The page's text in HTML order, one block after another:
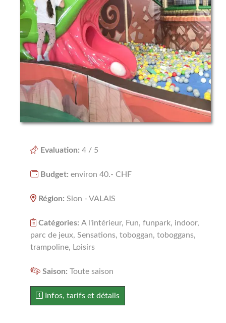
NATURE
NOËL
RÉGIONS
BERNE
FRIBOURG
GENÈVE
NEUCHÅTEL
SUISSE ALÉMANIQUE
Evaluation: 4 / 5
Budget: environ 40.- CHF
Région: Sion - VALAIS
Catégories: A l'intérieur, Fun, funpark, indoor,
parc de jeux, Sensations, toboggan, toboggans,
trampoline, Loisirs
Saison: Toute saison
Infos, tarifs et détails